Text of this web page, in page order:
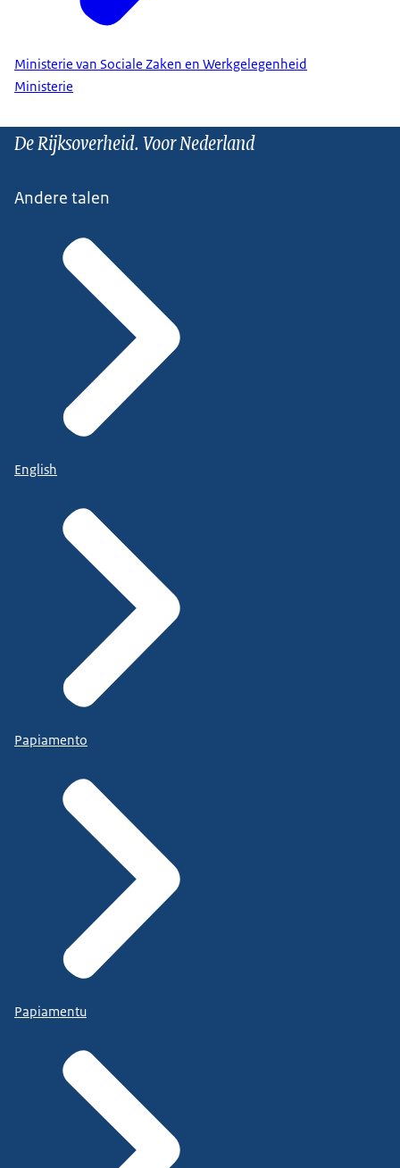
Ministerie van Sociale Zaken en Werkgelegenheid
Ministerie
De Rijksoverheid. Voor Nederland
Andere talen
English
Papiamento
Papiamentu